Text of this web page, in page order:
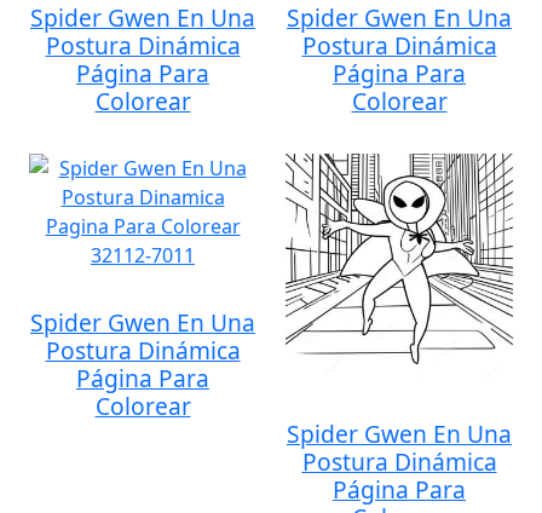
Spider Gwen En Una
Postura Dinámica
Página Para
Colorear
Spider Gwen En Una
Postura Dinámica
Página Para
Colorear
Spider Gwen En Una
Postura Dinámica
Página Para
Colorear
Spider Gwen En Una
Postura Dinámica
Página Para